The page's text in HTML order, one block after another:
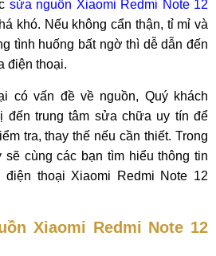
sửa nguồn Xiaomi Redmi Note 12
khó. Nếu không cẩn thận, tỉ mỉ và
tình huống bất ngờ thì dễ dẫn đến
điện thoại.
có vấn đề về nguồn, Quý khách
đến trung tâm sửa chữa uy tín để
tra, thay thế nếu cần thiết. Trong
sẽ cùng các bạn tìm hiểu thông tin
thoại Xiaomi Redmi Note 12
Xiaomi Redmi Note 12